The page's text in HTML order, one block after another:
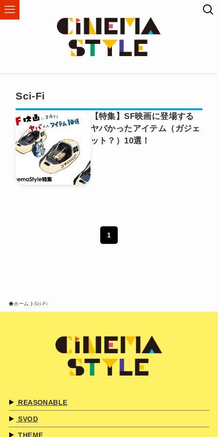
Sci-Fi
【特集】SF映画に登場する
ヤバかったアイテム（ガジェ
ット？）10選！
1
ホーム Sci-Fi
REASONABLE
SVOD
THEME